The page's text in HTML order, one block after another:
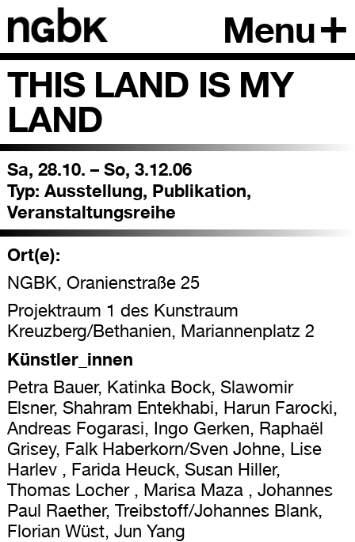
Menu
THIS LAND IS MY
LAND
Sa, 28.10. – So, 3.12.06
Typ: Ausstellung, Publikation,
Veranstaltungsreihe
Ort(e):
NGBK, Oranienstraße 25
Projektraum 1 des Kunstraum
Kreuzberg/Bethanien, Mariannenplatz 2
Künstler_innen
Petra Bauer, Katinka Bock, Slawomir
Elsner, Shahram Entekhabi, Harun Farocki,
Andreas Fogarasi, Ingo Gerken, Raphaël
Grisey, Falk Haberkorn/Sven Johne, Lise
Harlev , Farida Heuck, Susan Hiller,
Thomas Locher , Marisa Maza , Johannes
Paul Raether, Treibstoff/Johannes Blank,
Florian Wüst, Jun Yang